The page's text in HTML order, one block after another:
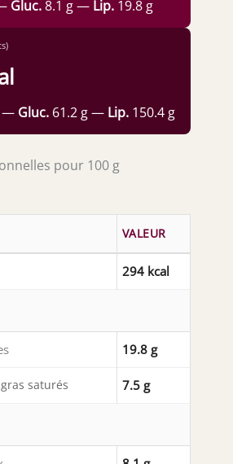
Gluc.8.1 g — Lip. 19.8 g
— Gluc. 61.2 g — Lip. 150.4 g
pour 100 g
VALEUR
294 kcal
19.8 g
saturés 7.5 g